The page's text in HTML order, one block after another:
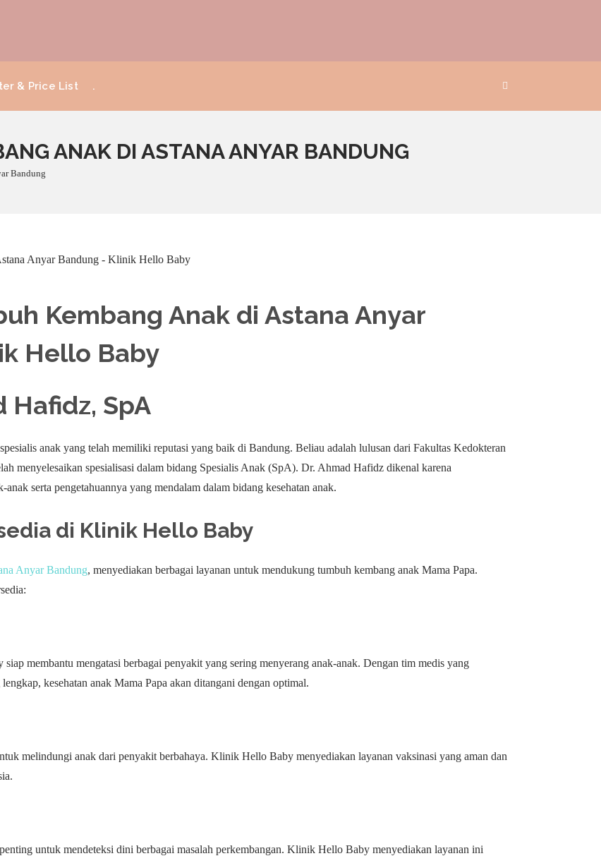
& Price List .
ANAK DI ASTANA ANYAR BANDUNG
Bandung
Hafidz, SpA
anak yang telah memiliki reputasi yang baik di Bandung. Beliau adalah lulusan dari Fakultas Kedokteran
menyelesaikan spesialisasi dalam bidang Spesialis Anak (SpA). Dr. Ahmad Hafidz dikenal karena
serta pengetahuannya yang mendalam dalam bidang kesehatan anak.
di Klinik Hello Baby
Anyar Bandung, menyediakan berbagai layanan untuk mendukung tumbuh kembang anak Mama Papa.
membantu mengatasi berbagai penyakit yang sering menyerang anak-anak. Dengan tim medis yang
kesehatan anak Mama Papa akan ditangani dengan optimal.
melindungi anak dari penyakit berbahaya. Klinik Hello Baby menyediakan layanan vaksinasi yang aman dan
untuk mendeteksi dini berbagai masalah perkembangan. Klinik Hello Baby menyediakan layanan ini